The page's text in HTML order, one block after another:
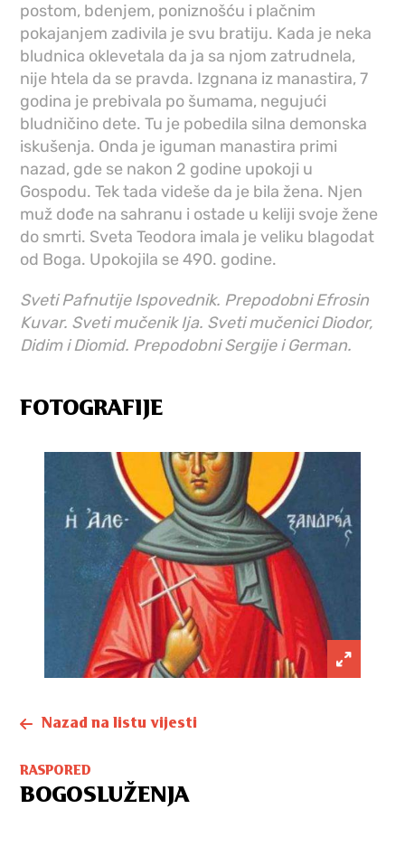
postom, bdenjem, poniznošću i plačnim
pokajanjem zadivila je svu bratiju. Kada je neka
bludnica oklevetala da ja sa njom zatrudnela,
nije htela da se pravda. Izgnana iz manastira, 7
godina je prebivala po šumama, negujući
bludničino dete. Tu je pobedila silna demonska
iskušenja. Onda je iguman manastira primi
nazad, gde se nakon 2 godine upokoji u
Gospodu. Tek tada videše da je bila žena. Njen
muž dođe na sahranu i ostade u keliji svoje žene
do smrti. Sveta Teodora imala je veliku blagodat
od Boga. Upokojila se 490. godine.
Sveti Pafnutije Ispovednik. Prepodobni Efrosin
Kuvar. Sveti mučenik Ija. Sveti mučenici Diodor,
Didim i Diomid. Prepodobni Sergije i German.
FOTOGRAFIJE
Nazad na listu vijesti
RASPORED
BOGOSLUŽENJA